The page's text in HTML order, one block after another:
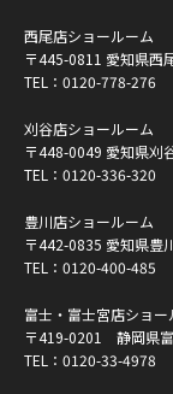
西尾店ショールーム
〒445-0811 愛知県西
TEL： 0120-778-276
刈谷店ショールーム
〒448-0049 愛知県刈
TEL： 0120-336-320
豊川店ショールーム
〒442-0835 愛知県豊
TEL： 0120-400-485
富士・富士宮店ショー
〒419-0201 静岡県
TEL： 0120-33-4978